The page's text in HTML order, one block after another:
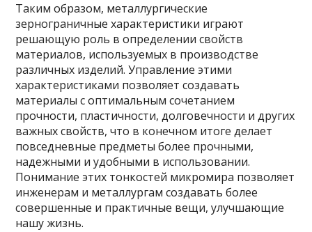
Таким образом, металлургические
зернограничные характеристики играют
решающую роль в определении свойств
материалов, используемых в производстве
различных изделий. Управление этими
характеристиками позволяет создавать
материалы с оптимальным сочетанием
прочности, пластичности, долговечности и других
важных свойств, что в конечном итоге делает
повседневные предметы более прочными,
надежными и удобными в использовании.
Понимание этих тонкостей микромира позволяет
инженерам и металлургам создавать более
совершенные и практичные вещи, улучшающие
нашу жизнь.